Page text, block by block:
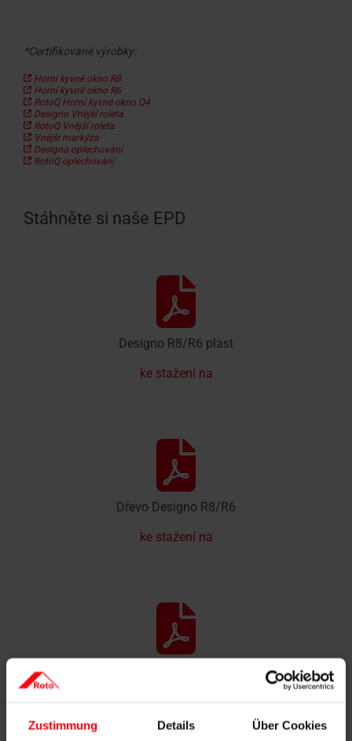
Zustimmung Details Über Cookies
*Certifikované výrobky:
Horní kyvné okno R8
Horní kyvné okno R6
RotoQ Horní kyvné okno Q4
Designo Vnější roleta
RotoQ Vnější roleta
Vnější markýza
Designo oplechování
RotoQ oplechování
Stáhněte si naše EPD
Designo R8/R6 plast
ke stažení na
Dřevo Designo R8/R6
ke stažení na